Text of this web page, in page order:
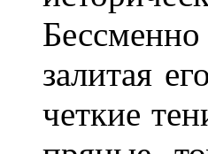
залитая
четкие